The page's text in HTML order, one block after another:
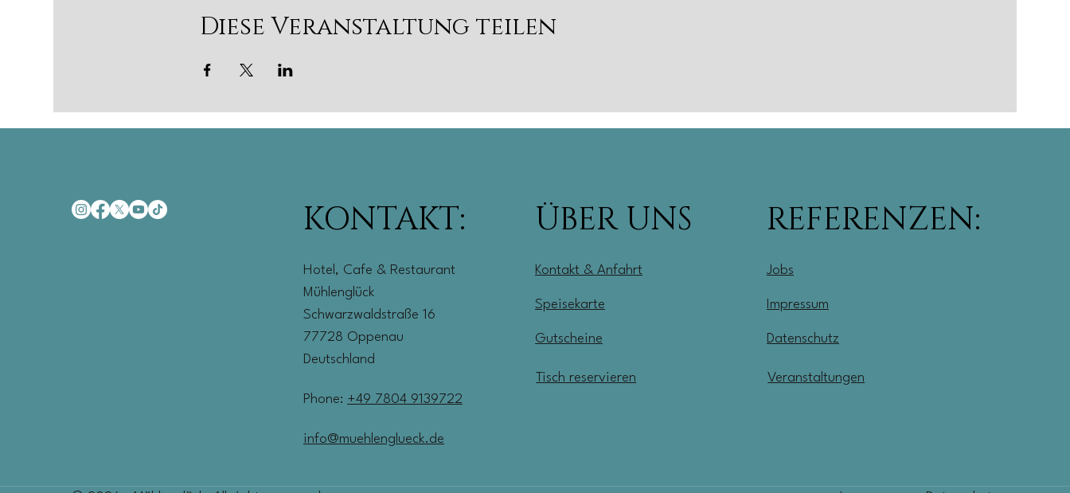
Diese Veranstaltung teilen
KONTAKT:
Hotel, Cafe & Restaurant
Mühlenglück
Schwarzwaldstraße 16
77728 Oppenau
Deutschland
Phone: +49 7804 9139722
info@muehlenglueck.de
ÜBER UNS
Kontakt & Anfahrt
Speisekarte
Gutscheine
Tisch reservieren
REFERENZEN:
Jobs
Impressum
Datenschutz
Veranstaltungen